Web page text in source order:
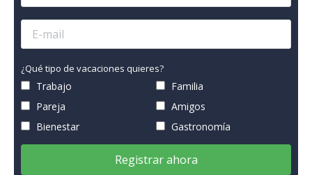
¿Qué tipo de vacaciones quieres?
Trabajo
Familia
Pareja
Amigos
Bienestar
Gastronomía
Registrar ahora